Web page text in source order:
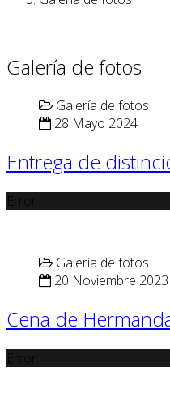
Galería de fotos
Galería de fotos
28 Mayo 2024
Entrega de
Galería de fotos
20 Noviembre 2023
Cena de